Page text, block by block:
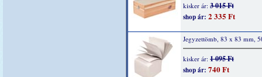
kisker ár: 3 015 Ft
shop ár: 2 335 Ft
Jegyzettömb, 83 x 83 mm,
kisker ár: 1 095 Ft
shop ár: 740 Ft